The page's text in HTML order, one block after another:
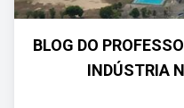
BLOG DO
INDÚSTRIA